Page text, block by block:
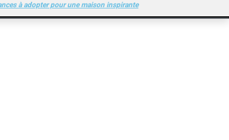
à adopter pour une maison inspirante